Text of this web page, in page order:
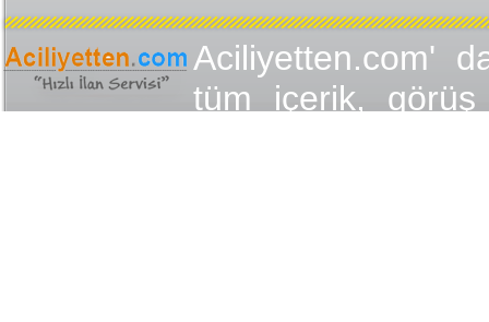
Aciliyetten.com'
tüm içerik,